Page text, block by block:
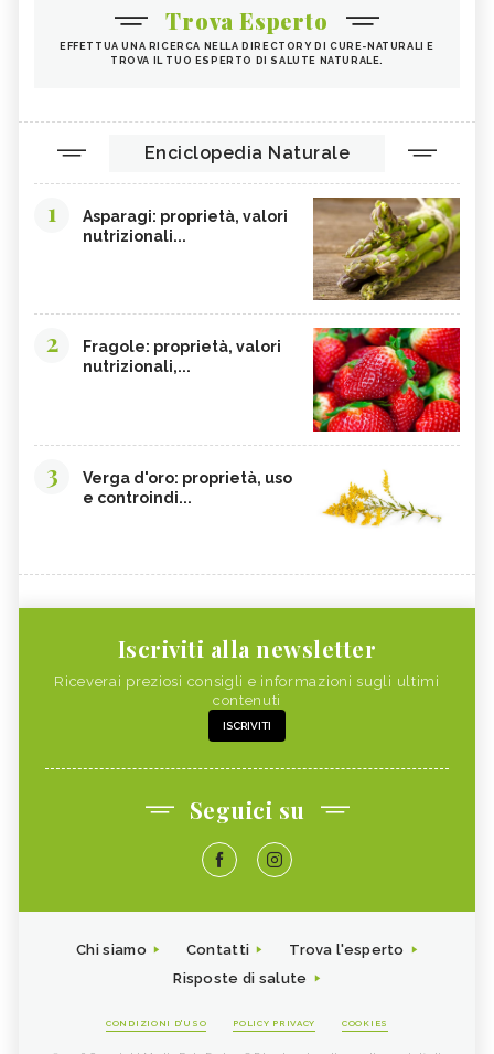
Trova Esperto
EFFETTUA UNA RICERCA NELLA DIRECTORY DI CURE-NATURALI E
TROVA IL TUO ESPERTO DI SALUTE NATURALE.
Enciclopedia Naturale
1
Asparagi: proprietà, valori
nutrizionali...
2
Fragole: proprietà, valori
nutrizionali,...
3
Verga d'oro: proprietà, uso
e controindi...
Iscriviti alla newsletter
Riceverai preziosi consigli e informazioni sugli ultimi
contenuti
ISCRIVITI
Seguici su
Chi siamo Contatti
Trova l'esperto
Risposte di salute
CONDIZIONI D'USO POLICY PRIVACY COOKIES